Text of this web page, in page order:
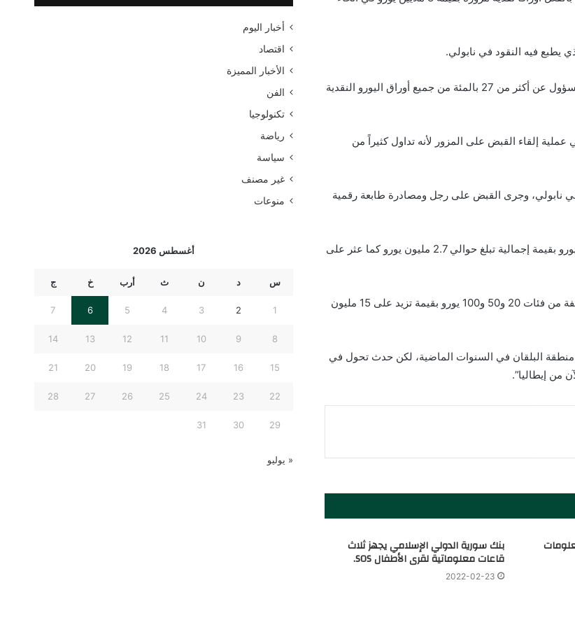
وأردفت الشرطة الأوروبية: “علاوة على ذلك، يُعتقد أن المزور المقبوض عليه مسؤول عن أكثر من 27 بالمئة من جميع أوراق اليورو النقدية
إلقاء القبض على المزور لأنه تداول كثيراً من
نابولي، وجرى القبض على رجل ومصادرة طابعة رقمية
وأوضح الموقع أنه تم اكتشاف الأوراق النقدية المزيفة من فئات 20 و50 و100 يورو بقيمة إجمالية تبلغ حوالي 2.7 مليون يورو كما عثر على
وبحسب المحققين فإن “المطبعة أنتجت كميات كبيرة من الأوراق النقدية المزيفة من فئات 20 و50 و100 يورو بقيمة تزيد على 15 مليون
البلقان في السنوات الماضية، لكن حدث تحول في
بنك سورية الدولي الإسلامي يجهز ثلاث
قاعات معلوماتية لقرى الأطفال SOS.
2022-02-23
أخبار اليوم
اقتصاد
الأخبار المميزة
الفن
تكنولوجيا
رياضة
سياسة
غير مصنف
منوعات
أغسطس 2026
س د ن ث أرب خ ج
1
2
3
4
5
6
7
8
9
10
11
12
13
14
15
16
17
18
19
20
21
22
23
24
25
26
27
28
29
30
31
« يوليو